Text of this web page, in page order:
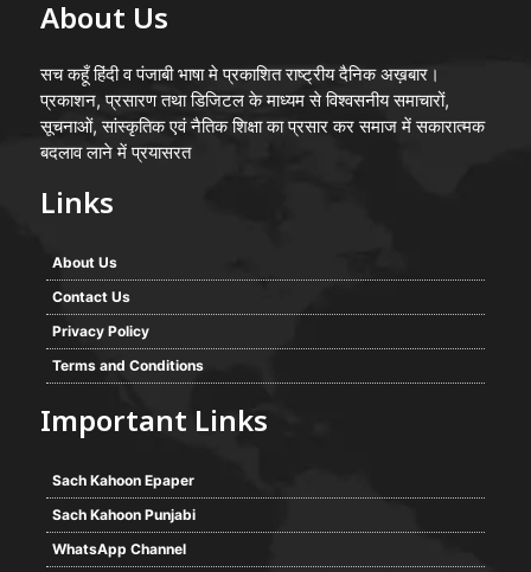
About Us
सच कहूँ हिंदी व पंजाबी भाषा मे प्रकाशित राष्ट्रीय दैनिक अख़बार।
प्रकाशन, प्रसारण तथा डिजिटल के माध्यम से विश्वसनीय समाचारों,
सूचनाओं, सांस्कृतिक एवं नैतिक शिक्षा का प्रसार कर समाज में सकारात्मक
बदलाव लाने में प्रयासरत
Links
About Us
Contact Us
Privacy Policy
Terms and Conditions
Important Links
Sach Kahoon Epaper
Sach Kahoon Punjabi
WhatsApp Channel